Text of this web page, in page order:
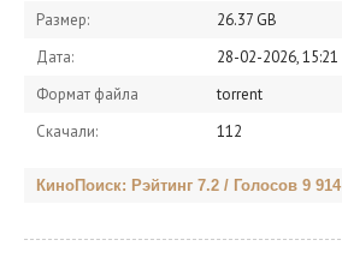
Размер:
26.37 GB
Дата:
28-02-2026, 15:21
Формат файла
torrent
Скачали:
112
КиноПоиск: Рэйтинг 7.2 / Голосов 9 914